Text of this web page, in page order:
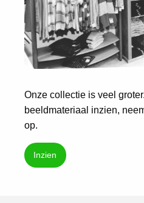
Onze collectie is veel
beeldmateriaal inzien,
op.
Inzien